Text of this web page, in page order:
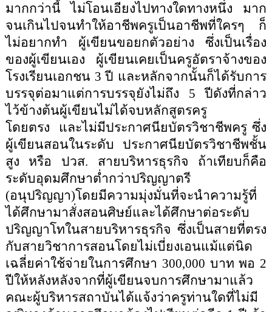
มากกว่านี้ ไม่โอนเอียงไปทางใดทางหนึ่ง
มาก
จนเกินไปจนทำให้อาชีพครูเป็นอาชีพที่ใครๆ ก็
ไม่อยากทำ ผู้เขียนขอยกตัวอย่าง ซึ่งเป็นเรื่อง
ของผู้เขียนเอง ผู้เขียนเคยเป็นครูอัตราจ้างของ
โรงเรียนเอกชน 3ปี และหลักจากนั้นก็ได้รับการ
บรรจุต่อมาแต่การบรรจุยังไม่ถึง 5ปีดังที่กล่าว
ไว้ข้างต้นผู้เขียนไม่ได้จบหลักสูตรครู
โดยตรง
และไม่มีประกาศนียบัตรวิชาชีพครู ซึ่ง
ผู้เขียนสอนในระดับ ประกาศนียบัตรวิชาชีพชั้น
สูง หรือ ปวส. สายบริหารธุรกิจ ถ้าเทียบก็คือ
ระดับอุดมศึกษาต่ำกว่าปริญญาตรี
(อนุปริญญา)โดยมีความมุ่งมั่นที่จะนำความรู้ที่
ได้ศึกษามาสั่งสอนศิษย์และได้ศึกษาต่อระดับ
ปริญญาโทในสายบริหารธุรกิจ ซึ่งเป็นสายที่ตรง
กับสายวิชาการสอนโดยไม่เบี่ยงเอนแม้แต่นิด
เฉลี่ยค่าใช้จ่ายในการศึกษา 300,000 บาท พอ 2
ปีให้หลังหลังจากที่ผู้เขียนจบการศึกษามาแล้ว
คณะผู้บริหารสถาบันได้แจ้งว่าครูท่านใดที่ไม่มี